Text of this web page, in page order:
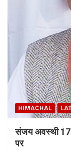
HIMACHAL
संजय अवस्थी 17
पर